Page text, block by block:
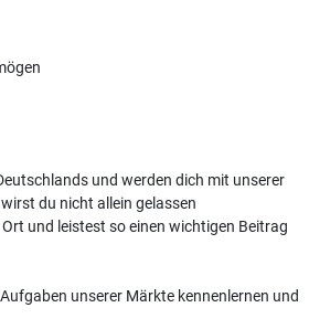
und werden dich mit unserer
du nicht allein gelassen
und leistest so einen wichtigen Beitrag
unserer Märkte kennenlernen und